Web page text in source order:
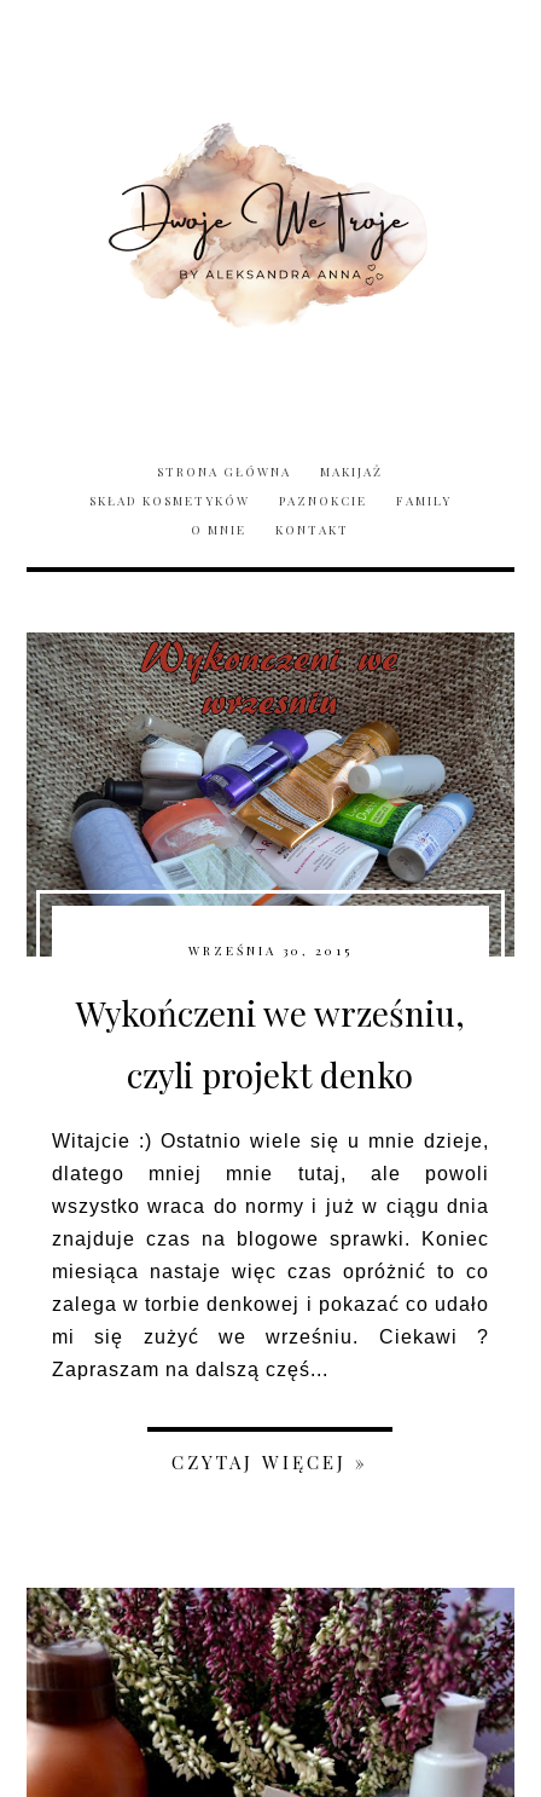
STRONA GŁÓWNA
MAKIJAŻ
SKŁAD KOSMETYKÓW
PAZNOKCIE
FAMILY
O MNIE
KONTAKT
WRZEŚNIA 30, 2015
Wykończeni we wrześniu,
czyli projekt denko
Witajcie :) Ostatnio wiele się u mnie dzieje,
dlatego mniej mnie tutaj, ale powoli
wszystko wraca do normy i już w ciągu dnia
znajduje czas na blogowe sprawki. Koniec
miesiąca nastaje więc czas opróżnić to co
zalega w torbie denkowej i pokazać co udało
mi się zużyć we wrześniu. Ciekawi ?
Zapraszam na dalszą częś...
CZYTAJ WIĘCEJ »